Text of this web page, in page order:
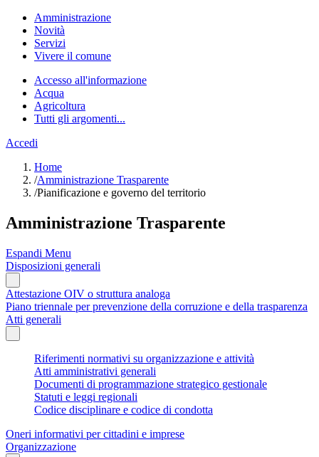
Amministrazione
Novità
Servizi
Vivere il comune
Accesso all'informazione
Acqua
Agricoltura
Tutti gli argomenti...
Accedi
Home
/Amministrazione Trasparente
/Pianificazione e governo del territorio
Amministrazione Trasparente
Espandi Menu
Disposizioni generali
Attestazione OIV o struttura analoga
Piano triennale per prevenzione della corruzione e della trasparenza
Atti generali
Riferimenti normativi su organizzazione e attività
Atti amministrativi generali
Documenti di programmazione strategico gestionale
Statuti e leggi regionali
Codice disciplinare e codice di condotta
Oneri informativi per cittadini e imprese
Organizzazione